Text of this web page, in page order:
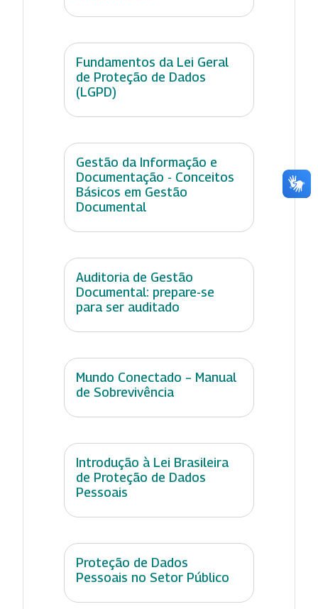
Fundamentos da Lei Geral
de Proteção de Dados
(LGPD)
Gestão da Informação e
Documentação - Conceitos
Básicos em Gestão
Documental
Auditoria de Gestão
Documental: prepare-se
para ser auditado
Mundo Conectado – Manual
de Sobrevivência
Introdução à Lei Brasileira
de Proteção de Dados
Pessoais
Proteção de Dados
Pessoais no Setor Público